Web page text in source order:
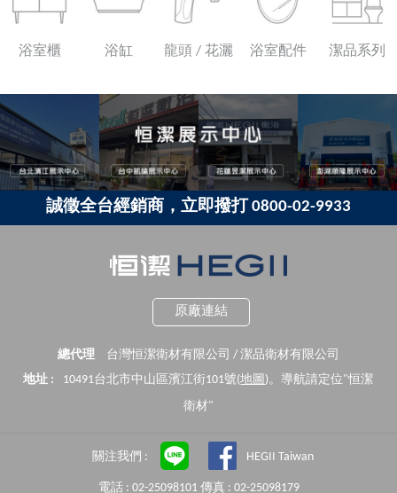
浴室櫃 浴缸 龍頭 / 花灑 浴室配件 潔品系列
誠徵全台經銷商，立即撥打 0800-02-9933
原廠連結
總代理
台灣恒潔衛材有限公司 / 潔品衛材有限公司
地址 :
10491台北市中山區濱江街101號(地圖 )。導航請定位"恒潔
衛材"
關注我們 : HEGII Taiwan
電話 : 02-25098101 傳真 : 02-25098179